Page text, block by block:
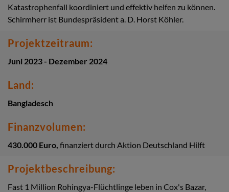
Katastrophenfall koordiniert und effektiv helfen zu können.
Schirmherr ist Bundespräsident a. D. Horst Köhler.
Projektzeitraum:
Juni 2023 - Dezember 2024
Land:
Bangladesch
Finanzvolumen:
430.000 Euro, finanziert durch Aktion Deutschland Hilft
Projektbeschreibung:
Fast 1 Million Rohingya-Flüchtlinge leben in Cox's Bazar,